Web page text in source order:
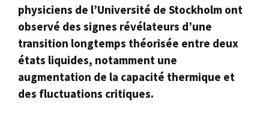
physiciens de l’Université de Stockholm ont
observé des signes révélateurs d’une
transition longtemps théorisée entre deux
états liquides, notamment une
augmentation de la capacité thermique et
des fluctuations critiques.